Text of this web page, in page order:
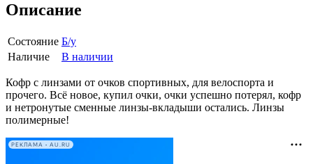
Описание
Состояние Б/у
Наличие
В наличии
Кофр с линзами от очков спортивных, для велоспорта и
прочего. Всё новое, купил очки, очки успешно потерял, кофр
и нетронутые сменные линзы-вкладыши остались. Линзы
полимерные!
РЕКЛАМА • AU.RU